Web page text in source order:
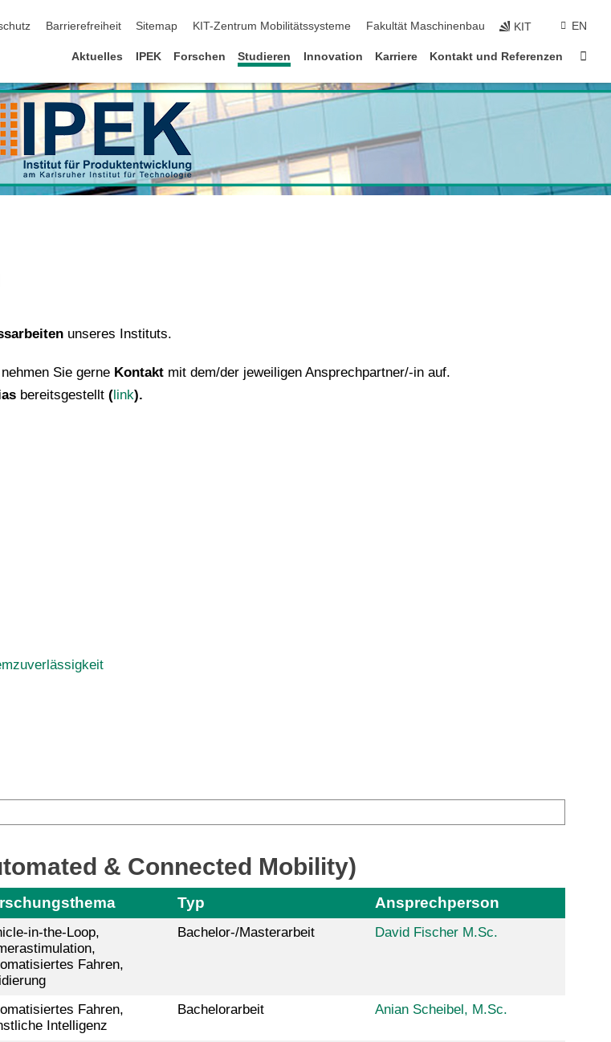
Barrierefreiheit Sitemap KIT-Zentrum Mobilitätssysteme Fakultät Maschinenbau KIT EN
Aktuelles IPEK Forschen Studieren Innovation Karriere Kontakt und Referenzen
unseres Instituts.
Sie gerne Kontakt mit dem/der jeweiligen Ansprechpartner/-in auf.
bereitsgestellt(link).
& Connected Mobility)
Typ Ansprechperson
in-the-Loop,
Fahren,
Bachelor-/Masterarbeit David Fischer M.Sc.
Fahren,
Intelligenz
Bachelorarbeit Anian Scheibel, M.Sc.